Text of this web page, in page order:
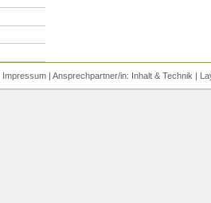
Impressum | Ansprechpartner/in: Inhalt & Technik |